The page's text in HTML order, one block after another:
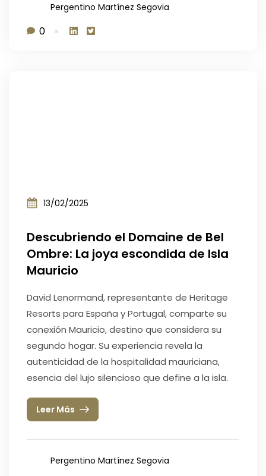
Pergentino Martínez Segovia
0
13/02/2025
Descubriendo el Domaine de Bel
Ombre: La joya escondida de Isla
Mauricio
David Lenormand, representante de Heritage
Resorts para España y Portugal, comparte su
conexión Mauricio, destino que considera su
segundo hogar. Su experiencia revela la
autenticidad de la hospitalidad mauriciana,
esencia del lujo silencioso que define a la isla.
Leer Más
Pergentino Martínez Segovia